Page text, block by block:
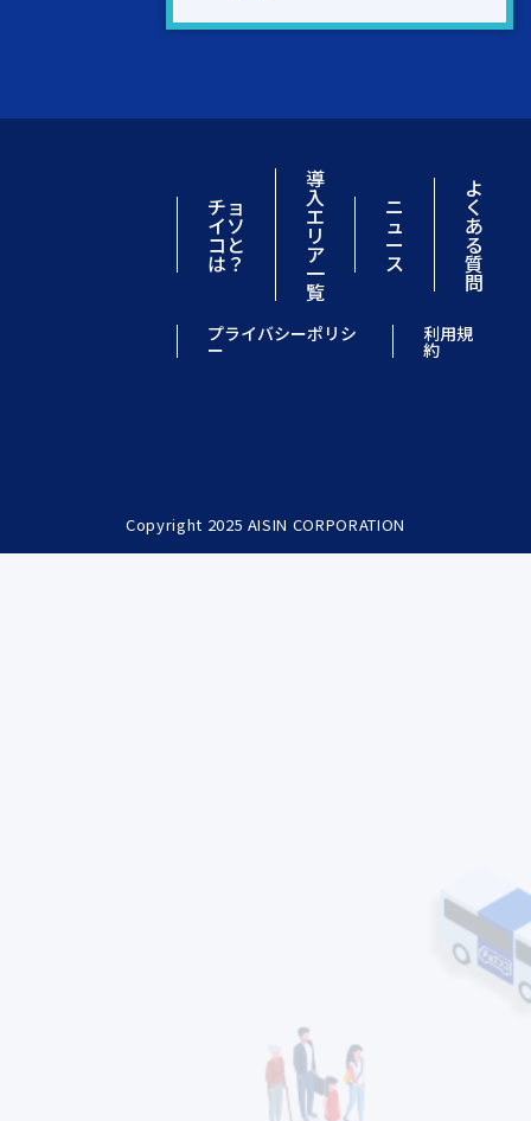
チョ
イソ
コと
は？
導
入
エ
リ
ア
一
覧
ニ
ュ
ー
ス
よ
く
あ
る
質
問
プライバシーポリシ
ー
利用規
約
Copyright 2025 AISIN CORPORATION